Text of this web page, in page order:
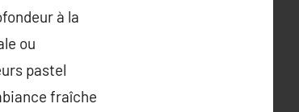
à la
ou
pastel
fraîche